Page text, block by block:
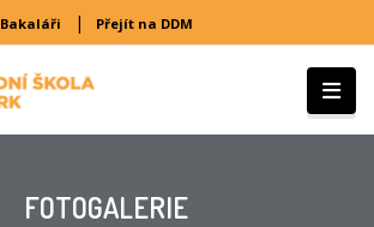
Bakaláři | Přejít na DDM
FOTOGALERIE